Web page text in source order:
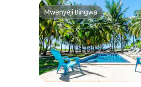
Mwenyeji Bingwa
Mwenyeji Bingwa